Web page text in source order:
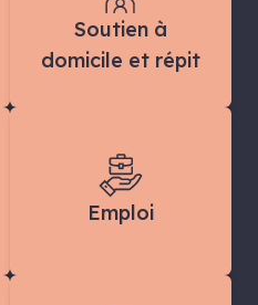
Soutien à
domicile et répit
Emploi